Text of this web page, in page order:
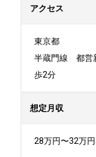
アクセス
東京都
半蔵門線　都営
歩2分
想定月収
28万円〜32万円